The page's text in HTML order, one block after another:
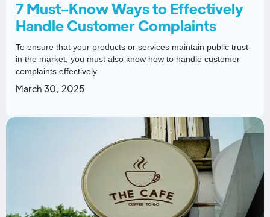
7 Must-Know Ways to Effectively
Handle Customer Complaints
To ensure that your products or services maintain public trust
in the market, you must also know how to handle customer
complaints effectively.
March 30, 2025